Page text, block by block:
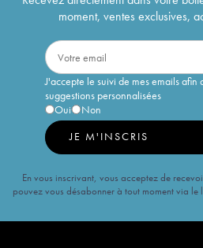
moment, ventes exclusives,
J'accepte le suivi de mes emails afin
suggestions personnalisées
Oui
Non
JE M'INSCRIS
En vous inscrivant, vous acceptez de
pouvez vous désabonner à tout moment via le